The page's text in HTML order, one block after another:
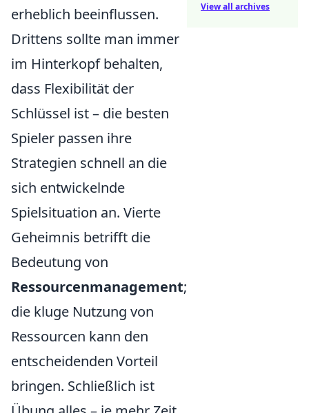
erheblich beeinflussen.
Drittens sollte man immer
im Hinterkopf behalten,
dass Flexibilität der
Schlüssel ist – die besten
Spieler passen ihre
Strategien schnell an die
sich entwickelnde
Spielsituation an. Vierte
Geheimnis betrifft die
Bedeutung von
Ressourcenmanagement;
die kluge Nutzung von
Ressourcen kann den
entscheidenden Vorteil
bringen. Schließlich ist
View all archives